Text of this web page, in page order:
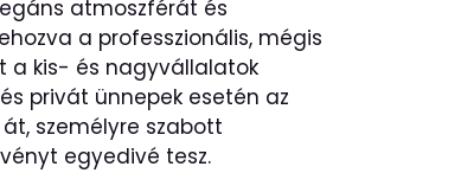
atmoszférát és
a professzionális, mégis
a kis- és nagyvállalatok
privát ünnepek esetén az
személyre szabott
egyedivé tesz.